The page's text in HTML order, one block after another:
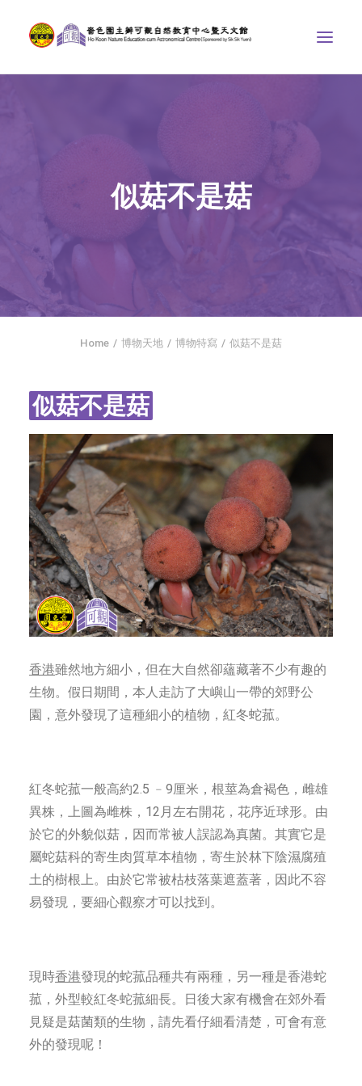
比賽/專題計劃
聯絡我們
SEARCH
字型大小
似菇不是菇
Home 博物天地 博物特寫 似菇不是菇
似菇不是菇
香港雖然地方細小，但在大自然卻蘊藏著不少有趣的
生物。假日期間，本人走訪了大嶼山一帶的郊野公
園，意外發現了這種細小的植物，紅冬蛇菰。
紅冬蛇菰一般高約2.5 ﹣9厘米，根莖為倉褐色，雌雄
異株，上圖為雌株，12月左右開花，花序近球形。由
於它的外貌似菇，因而常被人誤認為真菌。其實它是
屬蛇菇科的寄生肉質草本植物，寄生於林下陰濕腐殖
土的樹根上。由於它常被枯枝落葉遮蓋著，因此不容
易發現，要細心觀察才可以找到。
現時香港發現的蛇菰品種共有兩種，另一種是香港蛇
菰，外型較紅冬蛇菰細長。日後大家有機會在郊外看
見疑是菇菌類的生物，請先看仔細看清楚，可會有意
外的發現呢！